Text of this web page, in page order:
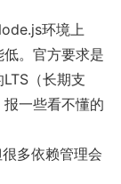
环境上
。官方要求是
LTS（长期支
一些看不懂的
多依赖管理会